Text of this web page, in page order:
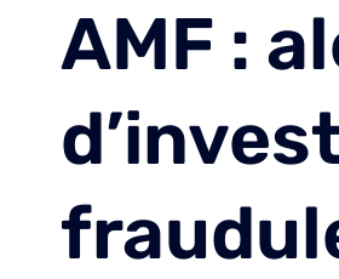
AMF :